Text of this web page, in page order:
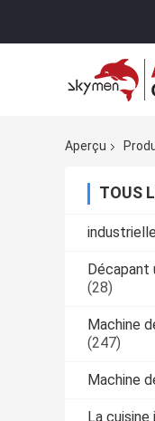
Aperçu
TOUS
Décapant
(28)
Machine
(247)
Machine
La